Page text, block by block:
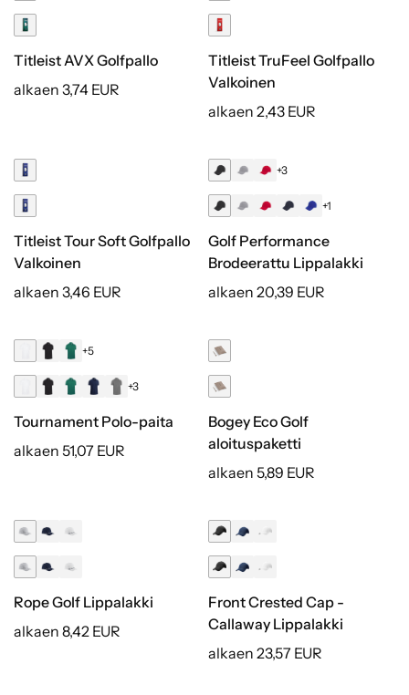
Titleist AVX Golfpallo
alkaen 3,74 EUR
Titleist TruFeel Golfpallo
Valkoinen
alkaen 2,43 EUR
Titleist Tour Soft Golfpallo
Valkoinen
alkaen 3,46 EUR
+3
+1
Golf Performance
Brodeerattu Lippalakki
alkaen 20,39 EUR
+5
+3
Tournament Polo-paita
alkaen 51,07 EUR
Bogey Eco Golf
aloituspaketti
alkaen 5,89 EUR
Rope Golf Lippalakki
alkaen 8,42 EUR
Front Crested Cap -
Callaway Lippalakki
alkaen 23,57 EUR